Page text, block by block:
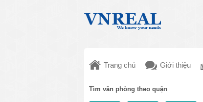
Trang chủ Giới thiệu
Tìm văn phòng theo quận